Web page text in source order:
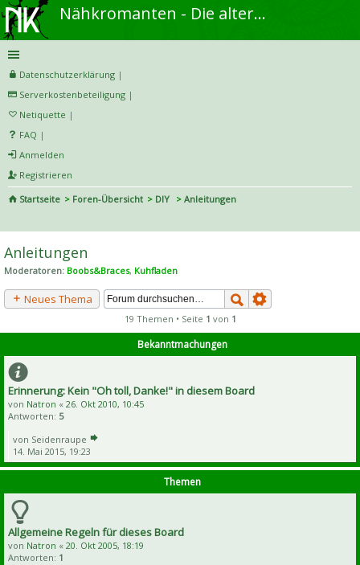
Nähkromanten - Die alternative Näh- und DIY-Community
Datenschutzerklärung |
Serverkostenbeteiligung |
Netiquette |
FAQ |
Anmelden
Registrieren
Startseite
Foren-Übersicht DIY
Anleitungen
he
Anleitungen
Moderatoren: Boobs&Braces, Kuhfladen
Neues Thema
19 Themen • Seite 1 von 1
Bekanntmachungen
Erinnerung: Kein "Oh toll, Danke!" in diesem Board
von Natron « 26. Okt 2010, 10:45
Antworten: 5
von Seidenraupe
14. Mai 2015, 19:23
Themen
Allgemeine Regeln für dieses Board
von Natron « 20. Okt 2005, 18:19
Antworten: 1